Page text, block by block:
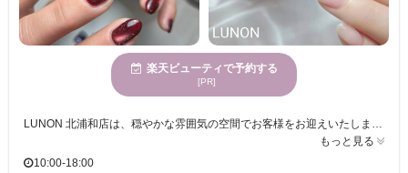
楽天ビューティで予約する
[PR]
LUNON 北浦和店は、穏やかな雰囲気の空間でお客様をお迎えいたします。誰もが心身が休まる優雅な時間を過ごせ、幅広い年代のお客様にご利用いただいております。多様なお客様のニーズに合わせたネイルケアの技術には自信があります。トレンド感を重視しながら、あなたの個性を引き出すデザイン提案を行いますので、新しい自分と出会えるでしょう。また、プライベートを重視した個室も完備。リラクゼーションの環境で丁寧なサービスを提供しています。質の高いサービスを何度も楽しめるのも魅力です。LUNON 北浦和店での時間を、心ゆくまでお楽しみください。お決済方法も多岐にわたり可能ですので、安心してご利用いただけます。
もっと見る
10:00-18:00